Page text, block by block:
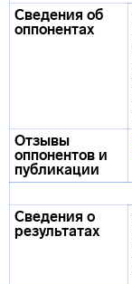
Сведения об
оппонентах
Отзывы
оппонентов и
публикации
Сведения о
результатах